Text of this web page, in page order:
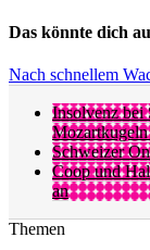
Das könnte dich
Nach schnellem
Insolvenz bei
Mozartkugeln
Schweizer
Coop und
an
Themen